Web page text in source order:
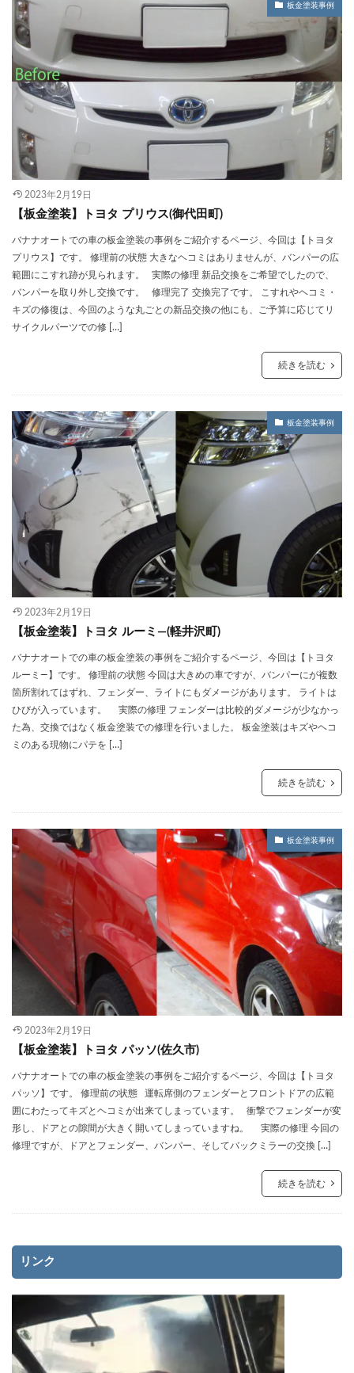
板金塗装事例
2023年2月19日
【板金塗装】トヨタ プリウス(御代田町)
バナナオートでの車の板金塗装の事例をご紹介するページ、今回は【トヨタ
プリウス】です。 修理前の状態 大きなヘコミはありませんが、バンパーの広
範囲にこすれ跡が見られます。 実際の修理 新品交換をご希望でしたので、
バンパーを取り外し交換です。 修理完了 交換完了です。 こすれやヘコミ・
キズの修復は、今回のような丸ごとの新品交換の他にも、ご予算に応じてリ
サイクルパーツでの修 […]
続きを読む
板金塗装事例
2023年2月19日
【板金塗装】トヨタ ルーミ―(軽井沢町)
バナナオートでの車の板金塗装の事例をご紹介するページ、今回は【トヨタ
ルーミ―】です。 修理前の状態 今回は大きめの車ですが、バンパーにが複数
箇所割れてはずれ、フェンダー、ライトにもダメージがあります。 ライトは
ひびが入っています。 実際の修理 フェンダーは比較的ダメージが少なかっ
た為、交換ではなく板金塗装での修理を行いました。 板金塗装はキズやヘコ
ミのある現物にパテを […]
続きを読む
板金塗装事例
2023年2月19日
【板金塗装】トヨタ パッソ(佐久市)
バナナオートでの車の板金塗装の事例をご紹介するページ、今回は【トヨタ
パッソ】です。 修理前の状態 運転席側のフェンダーとフロントドアの広範
囲にわたってキズとヘコミが出来てしまっています。 衝撃でフェンダーが変
形し、ドアとの隙間が大きく開いてしまっていますね。 実際の修理 今回の
修理ですが、ドアとフェンダー、バンパー、そしてバックミラーの交換 […]
続きを読む
リンク